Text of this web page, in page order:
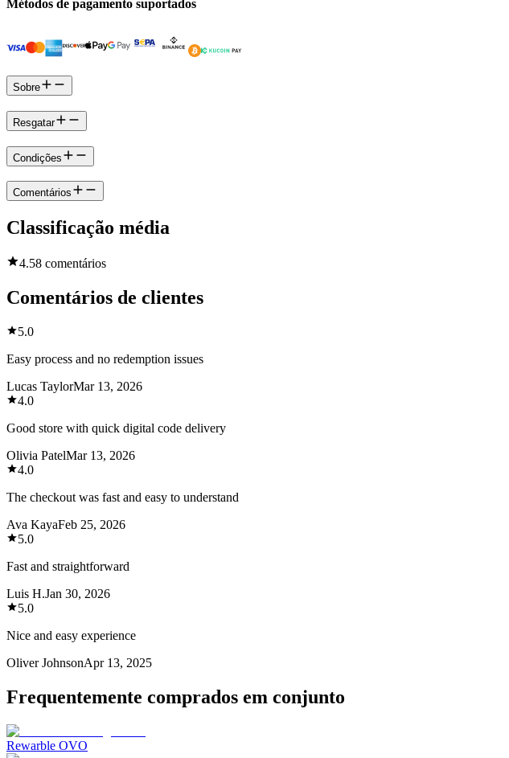
Métodos de pagamento suportados
Sobre
Resgatar
Condições
Comentários
Classificação média
4.58 comentários
Comentários de clientes
5.0
Easy process and no redemption issues
Lucas TaylorMar 13, 2026
4.0
Good store with quick digital code delivery
Olivia PatelMar 13, 2026
4.0
The checkout was fast and easy to understand
Ava KayaFeb 25, 2026
5.0
Fast and straightforward
Luis H.Jan 30, 2026
5.0
Nice and easy experience
Oliver JohnsonApr 13, 2025
Frequentemente comprados em conjunto
Rewarble OVO